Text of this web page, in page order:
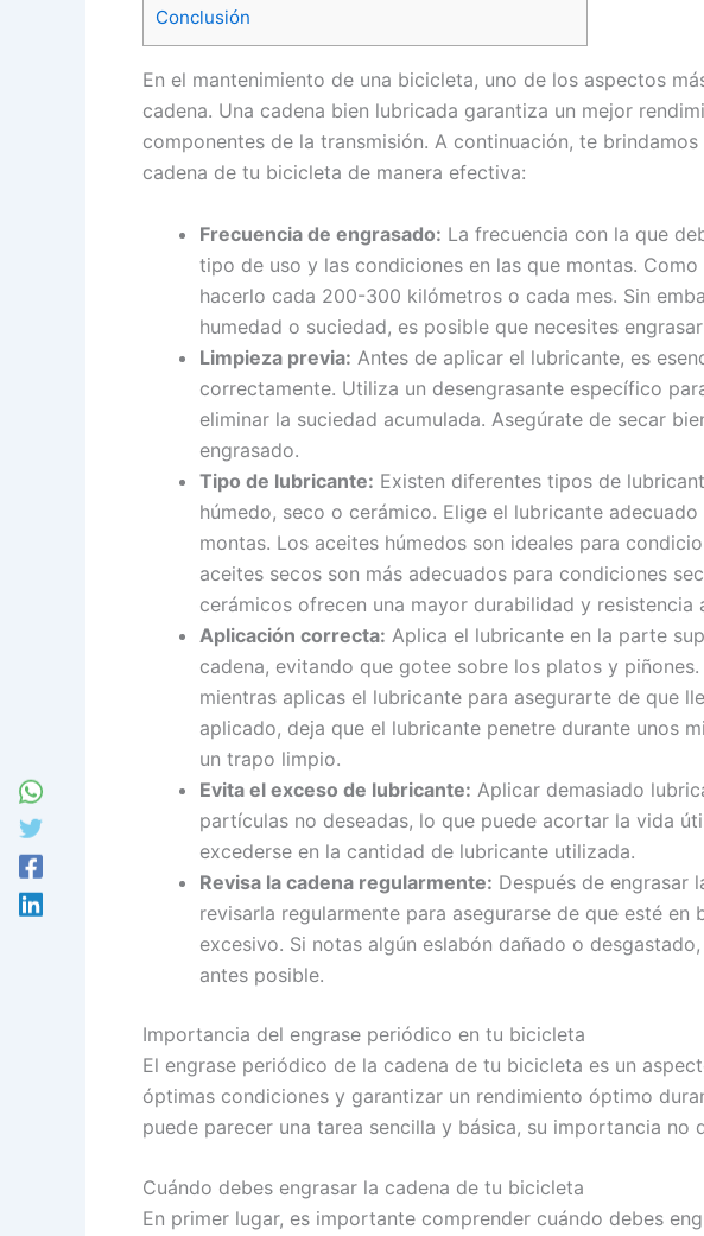
Conclusión
En el mantenimiento de una bicicleta, uno de los aspectos
cadena. Una cadena bien lubricada garantiza un mejor
componentes de la transmisión. A continuación, te
cadena de tu bicicleta de manera efectiva:
Frecuencia de engrasado: La frecuencia con la que
tipo de uso y las condiciones en las que montas.
hacerlo cada 200-300 kilómetros o cada mes. Sin
humedad o suciedad, es posible que necesites
Limpieza previa: Antes de aplicar el lubricante, es
correctamente. Utiliza un desengrasante específico
eliminar la suciedad acumulada. Asegúrate de secar
engrasado.
Tipo de lubricante: Existen diferentes tipos de
húmedo, seco o cerámico. Elige el lubricante
montas. Los aceites húmedos son ideales para
aceites secos son más adecuados para condiciones
cerámicos ofrecen una mayor durabilidad y resistencia
Aplicación correcta: Aplica el lubricante en la parte
cadena, evitando que gotee sobre los platos y
mientras aplicas el lubricante para asegurarte de que
aplicado, deja que el lubricante penetre durante unos
un trapo limpio.
Evita el exceso de lubricante: Aplicar demasiado
partículas no deseadas, lo que puede acortar la vida
excederse en la cantidad de lubricante utilizada.
Revisa la cadena regularmente: Después de engrasar
revisarla regularmente para asegurarse de que esté
excesivo. Si notas algún eslabón dañado o
antes posible.
Importancia del engrase periódico en tu bicicleta
El engrase periódico de la cadena de tu bicicleta es un
óptimas condiciones y garantizar un rendimiento óptimo
puede parecer una tarea sencilla y básica, su importancia no
Cuándo debes engrasar la cadena de tu bicicleta
En primer lugar, es importante comprender cuándo debes